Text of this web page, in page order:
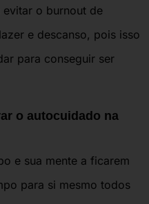
o burnout de
e descanso, pois isso
para conseguir ser
o autocuidado na
e sua mente a ficarem
para si mesmo todos